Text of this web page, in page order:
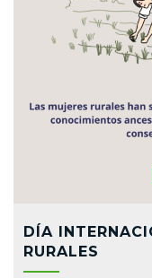
DÍA
RURALES